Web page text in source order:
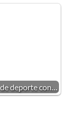
deporte con…